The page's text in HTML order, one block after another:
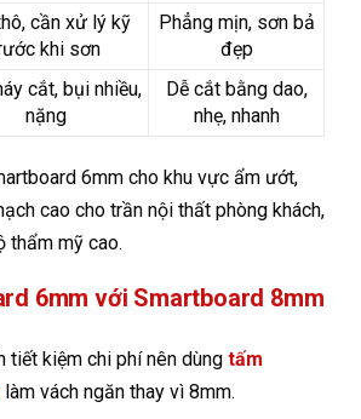
cần xử lý kỹ
khi sơn
Phẳng mịn, sơn bả
đẹp
cắt, bụi nhiều,
nặng
Dễ cắt bằng dao,
nhẹ, nhanh
6mm cho khu vực ẩm ướt,
cao cho trần nội thất phòng khách,
thẩm mỹ cao.
6mm với Smartboard 8mm
tiết kiệm chi phí nên dùng tấm
làm vách ngăn thay vì 8mm.